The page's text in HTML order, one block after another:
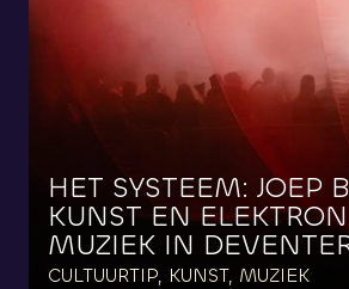
HET SYSTEEM: JOEP
KUNST EN
MUZIEK IN
CULTUURTIP, KUNST, MUZIEK